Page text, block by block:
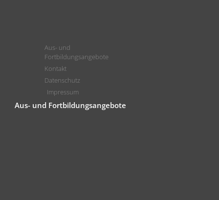
Aus- und
Fortbildungsangebote
Kontakt
Datenschutz
Impressum
Aus- und Fortbildungsangebote